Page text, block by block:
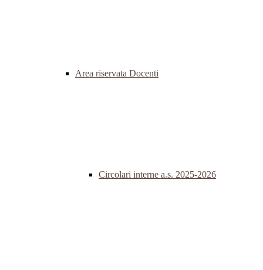
Area riservata Docenti
Circolari interne a.s. 2025-2026